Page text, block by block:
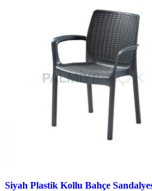
Siyah Plastik Kollu Bahçe